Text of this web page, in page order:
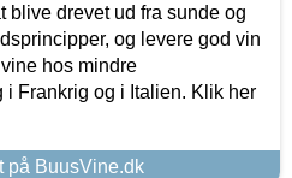
blive drevet ud fra sunde og
og levere god vin
hos mindre
Frankrig og i Italien. Klik her
på BuusVine.dk